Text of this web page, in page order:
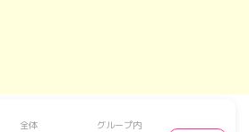
全体 グループ内